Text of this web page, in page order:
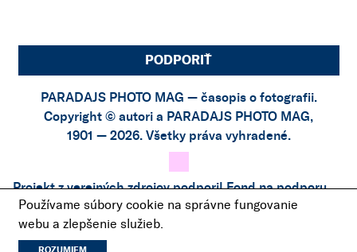
PODPORIŤ
PARADAJS PHOTO MAG — časopis o fotografii.
Copyright © autori a PARADAJS PHOTO MAG,
1901 — 2026. Všetky práva vyhradené.
Projekt z verejných zdrojov podporilFond na podporu
umenia.
Projekt bol podporený finančným príspevkom z
Používame súbory cookie na správne fungovanie
webu a zlepšenie služieb.
ROZUMIEM